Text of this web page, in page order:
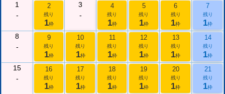
1
-
2
残り
1枠
3
-
4
残り
1枠
5
残り
1枠
6
残り
1枠
7
残り
1枠
8
-
9
残り
1枠
10
残り
1枠
11
残り
1枠
12
残り
1枠
13
残り
1枠
14
残り
1枠
15
-
16
残り
1枠
17
残り
1枠
18
残り
1枠
19
残り
1枠
20
残り
1枠
21
残り
1枠